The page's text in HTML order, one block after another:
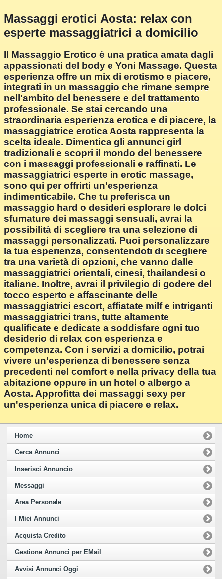
Massaggi erotici Aosta: relax con
esperte massaggiatrici a domicilio
Il Massaggio Erotico è una pratica amata dagli
appassionati del body e Yoni Massage. Questa
esperienza offre un mix di erotismo e piacere,
integrati in un massaggio che rimane sempre
nell'ambito del benessere e del trattamento
professionale. Se stai cercando una
straordinaria esperienza erotica e di piacere, la
massaggiatrice erotica Aosta rappresenta la
scelta ideale. Dimentica gli annunci girl
tradizionali e scopri il mondo del benessere
con i massaggi professionali e raffinati. Le
massaggiatrici esperte in erotic massage,
sono qui per offrirti un'esperienza
indimenticabile. Che tu preferisca un
massaggio hard o desideri esplorare le dolci
sfumature dei massaggi sensuali, avrai la
possibilità di scegliere tra una selezione di
massaggi personalizzati. Puoi personalizzare
la tua esperienza, consentendoti di scegliere
tra una varietà di opzioni, che vanno dalle
massaggiatrici orientali, cinesi, thailandesi o
italiane. Inoltre, avrai il privilegio di godere del
tocco esperto e affascinante delle
massaggiatrici escort, affiatate milf e intriganti
massaggiatrici trans, tutte altamente
qualificate e dedicate a soddisfare ogni tuo
desiderio di relax con esperienza e
competenza. Con i servizi a domicilio, potrai
vivere un'esperienza di benessere senza
precedenti nel comfort e nella privacy della tua
abitazione oppure in un hotel o albergo a
Aosta. Approfitta dei massaggi sexy per
un'esperienza unica di piacere e relax.
Home
Cerca Annunci
Inserisci Annuncio
Messaggi
Area Personale
I Miei Annunci
Acquista Credito
Gestione Annunci per EMail
Avvisi Annunci Oggi